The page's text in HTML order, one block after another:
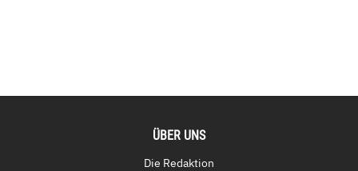
ÜBER UNS
Die Redaktion